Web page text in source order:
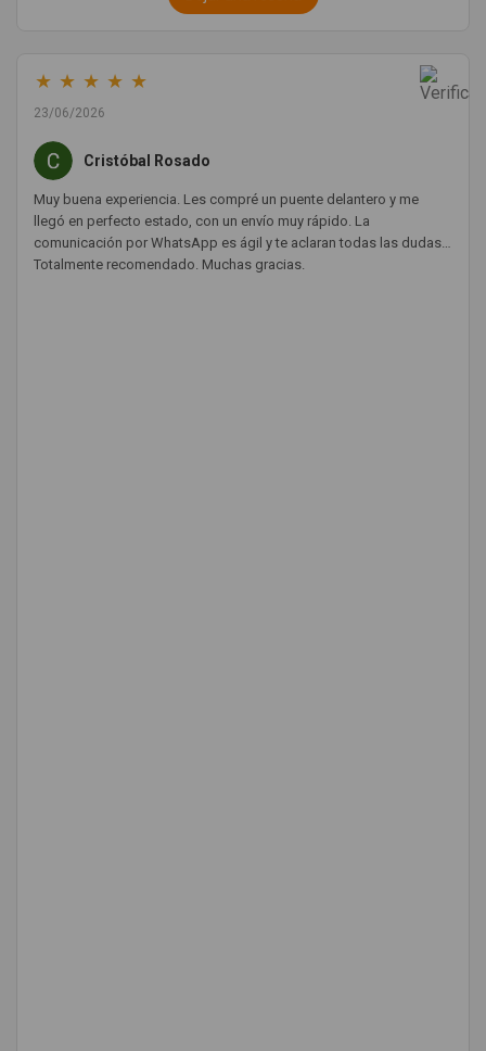
★ ★ ★ ★ ★
23/06/2026
Cristóbal Rosado
Muy buena experiencia. Les compré un puente delantero y me
llegó en perfecto estado, con un envío muy rápido. La
comunicación por WhatsApp es ágil y te aclaran todas las dudas.
Totalmente recomendado. Muchas gracias.